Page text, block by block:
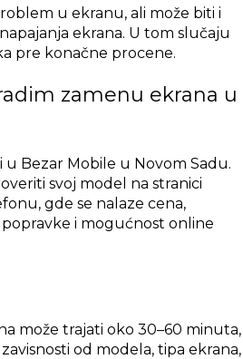
u ekranu, ali može biti i
ekrana. U tom slučaju
pre konačne procene.
zamenu ekrana u
Bezar Mobile u Novom Sadu.
svoj model na stranici
, gde se nalaze cena,
i mogućnost online
može trajati oko 30–60 minuta,
od modela, tipa ekrana,